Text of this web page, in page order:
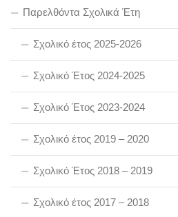
Παρελθόντα Σχολικά Έτη
Σχολικό έτος 2025-2026
Σχολικό Έτος 2024-2025
Σχολικό Έτος 2023-2024
Σχολικό έτος 2019 – 2020
Σχολικό Έτος 2018 – 2019
Σχολικό έτος 2017 – 2018